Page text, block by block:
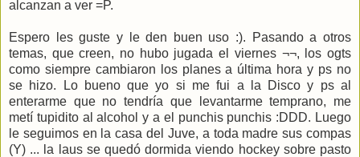
alcanzan a ver =P.
Espero les guste y le den buen uso :). Pasando a otros
temas, que creen, no hubo jugada el viernes ¬¬, los ogts
como siempre cambiaron los planes a última hora y ps no
se hizo. Lo bueno que yo si me fui a la Disco y ps al
enterarme que no tendría que levantarme temprano, me
metí tupidito al alcohol y a el punchis punchis :DDD. Luego
le seguimos en la casa del Juve, a toda madre sus compas
(Y) ... la laus se quedó dormida viendo hockey sobre pasto